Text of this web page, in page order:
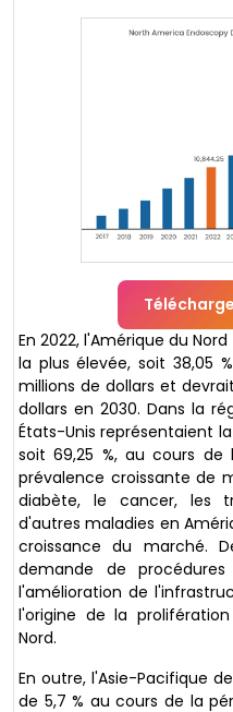
En 2022, l'Amérique du
la plus élevée, soit 38,05
millions de dollars et
dollars en 2030. Dans la
États-Unis représentaient
soit 69,25 %, au cours de
prévalence croissante de
diabète, le cancer, les
d'autres maladies en
croissance du marché.
demande de
l'amélioration de
l'origine de la
Nord.
En outre, l'Asie-Pacifique
de 5,7 % au cours de la